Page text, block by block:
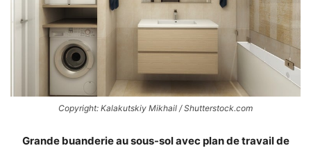
Copyright: Kalakutskiy Mikhail / Shutterstock.com
Grande buanderie au sous-sol avec plan de travail de